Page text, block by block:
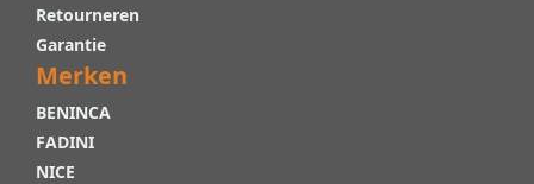
Retourneren
Garantie
Merken
BENINCA
FADINI
NICE